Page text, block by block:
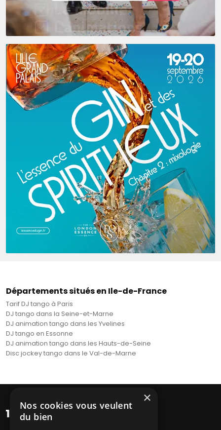
Départements situés en Ile-de-France
Tarif DJ tango à Paris
DJ tango dans la Seine-et-Marne
DJ animation tango dans les Yvelines
DJ tango en Essonne
DJ animation tango dans les Hauts-de-Seine
Disc jockey tango dans le Val-de-Marne
×
Nos cookies vous veulent
du bien